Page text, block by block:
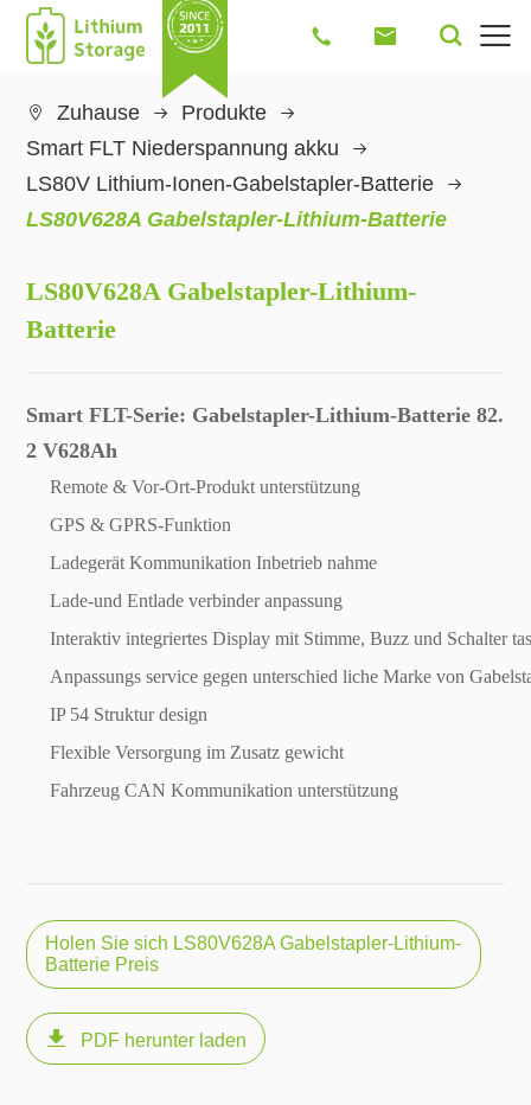
   
 Zuhause
Produkte
Smart FLT Niederspannung akku
LS80V Lithium-Ionen-Gabelstapler-Batterie
LS80V628A Gabelstapler-Lithium-Batterie
LS80V628A Gabelstapler-Lithium-
Batterie
Smart FLT-Serie: Gabelstapler-Lithium-Batterie 82.
2 V628Ah
Remote & Vor-Ort-Produkt unterstützung
GPS & GPRS-Funktion
Ladegerät Kommunikation Inbetrieb nahme
Lade-und Entlade verbinder anpassung
Interaktiv integriertes Display mit Stimme, Buzz und Schalter
Anpassungs service gegen unterschied liche Marke von
IP 54 Struktur design
Flexible Versorgung im Zusatz gewicht
Fahrzeug CAN Kommunikation unterstützung
Holen Sie sich LS80V628A Gabelstapler-Lithium-
Batterie Preis
 PDF herunter laden